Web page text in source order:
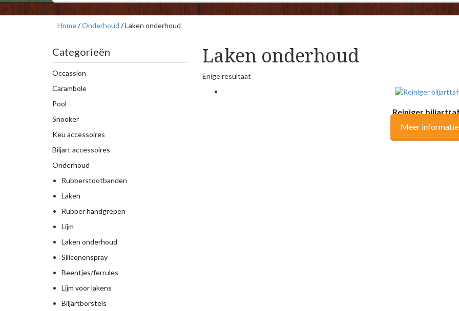
Home/Onderhoud / Laken onderhoud
Categorieën
Occassion
Carambole
Pool
Snooker
Keu accessoires
Biljart accessoires
Onderhoud
Rubberstootbanden
Laken
Rubber handgrepen
Lijm
Laken onderhoud
Siliconenspray
Beentjes/ferrules
Lijm voor lakens
Biljartborstels
Laken onderhoud
Enige resultaat
Reiniger
Meer informatie